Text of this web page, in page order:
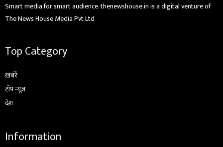
Smart media for smart audience. thenewshouse.in is a digital venture of
The News House Media Pvt Ltd
Top Category
ख़बरें
टॉप न्यूज़
देश
Information